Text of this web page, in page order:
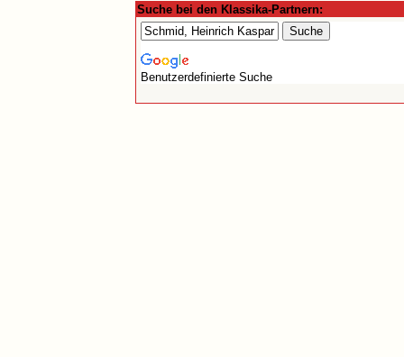
Suche bei den Klassika-Partnern:
Benutzerdefinierte Suche